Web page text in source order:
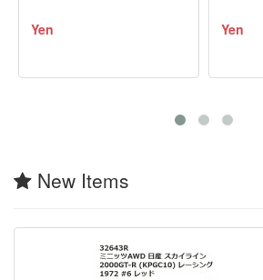
Yen Yen
New Items